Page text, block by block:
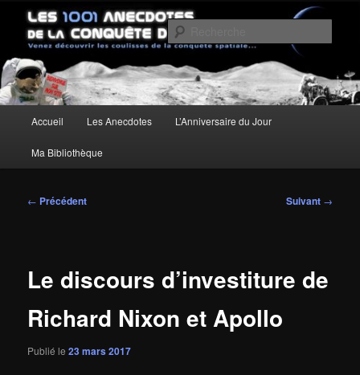
contenu
principalLes anecdotes de la Conquête de
l'Espace
Un site pour découvrir les coulisses de la conquête spatiale
principal
Accueil Les Anecdotes L’Anniversaire du Jour
Ma Bibliothèque
Navigation
← Précédent Suivant →
Le discours d’investiture de
Richard Nixon et Apollo
Publié le23 mars 2017